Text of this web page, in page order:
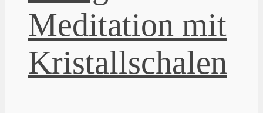
Meditation mit
Kristallschalen